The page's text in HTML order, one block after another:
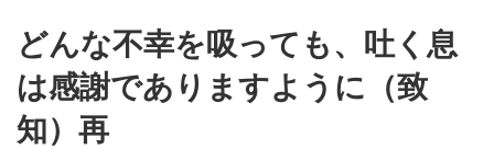
どんな不幸を吸っても、吐く息
は感謝でありますように（致
知）再